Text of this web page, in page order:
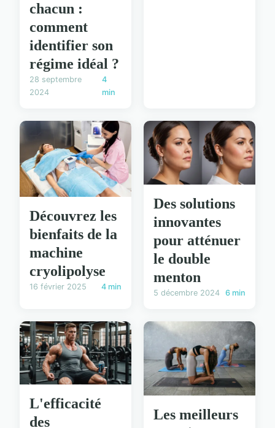
chacun :
comment
identifier son
régime idéal ?
28 septembre
2024
4
min
Découvrez les
bienfaits de la
machine
cryolipolyse
16 février 2025 4 min
Des solutions
innovantes
pour atténuer
le double
menton
5 décembre 2024 6 min
L'efficacité
des
Les meilleurs